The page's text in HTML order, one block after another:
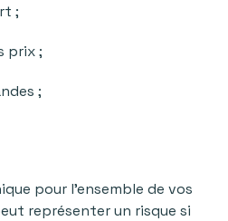
;
prix ;
;
pour l’ensemble de vos
représenter un risque si